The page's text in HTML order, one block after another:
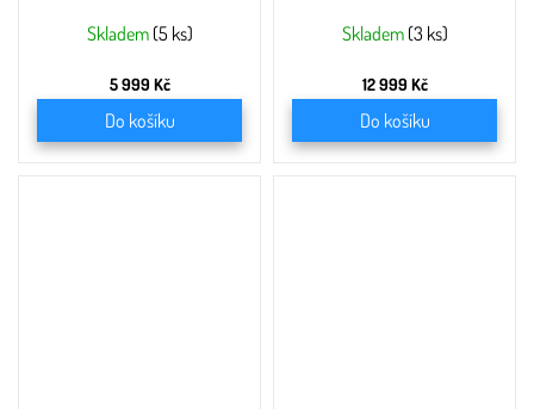
Skladem (5 ks)
5 999 Kč
Do košíku
Skladem (3 ks)
12 999 Kč
Do košíku